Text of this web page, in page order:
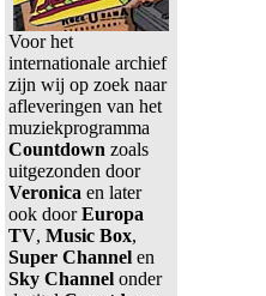
Voor het
internationale archief
zijn wij op zoek naar
afleveringen van het
muziekprogramma
Countdown zoals
uitgezonden door
Veronica en later
ook doorEuropa
TV, Music Box,
Super Channel en
Sky Channel onder